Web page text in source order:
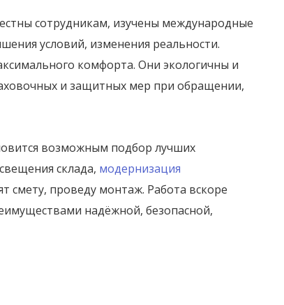
сотрудникам, изучены международные
условий, изменения реальности.
комфорта. Они экологичны и
и защитных мер при обращении,
возможным подбор лучших
склада, модернизация
смету, проведу монтаж. Работа вскоре
надёжной, безопасной,